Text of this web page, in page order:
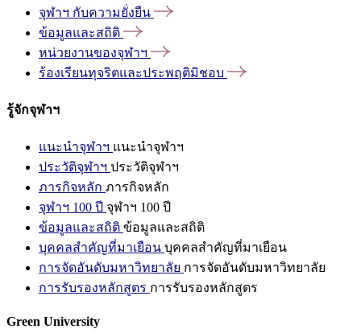
จุฬาฯ กับความยั่งยืน
ข้อมูลและสถิติ
หน่วยงานของจุฬาฯ
ร้องเรียนทุจริตและประพฤติมิชอบ
รู้จักจุฬาฯ
แนะนำจุฬาฯ แนะนำจุฬาฯ
ประวัติจุฬาฯ ประวัติจุฬาฯ
ภารกิจหลัก ภารกิจหลัก
จุฬาฯ 100 ปี จุฬาฯ 100 ปี
ข้อมูลและสถิติ ข้อมูลและสถิติ
บุคคลสำคัญที่มาเยือน บุคคลสำคัญที่มาเยือน
การจัดอันดับมหาวิทยาลัย การจัดอันดับมหาวิทยาลัย
การรับรองหลักสูตร การรับรองหลักสูตร
Green University